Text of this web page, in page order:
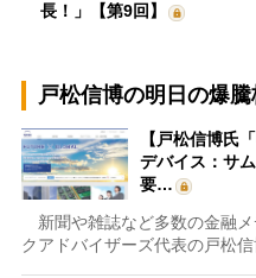
長！」【第9回】
戸松信博の明日の爆騰
【戸松信博氏
デバイス：サ
要…
新聞や雑誌など多数の金融
クアドバイザーズ代表の戸松